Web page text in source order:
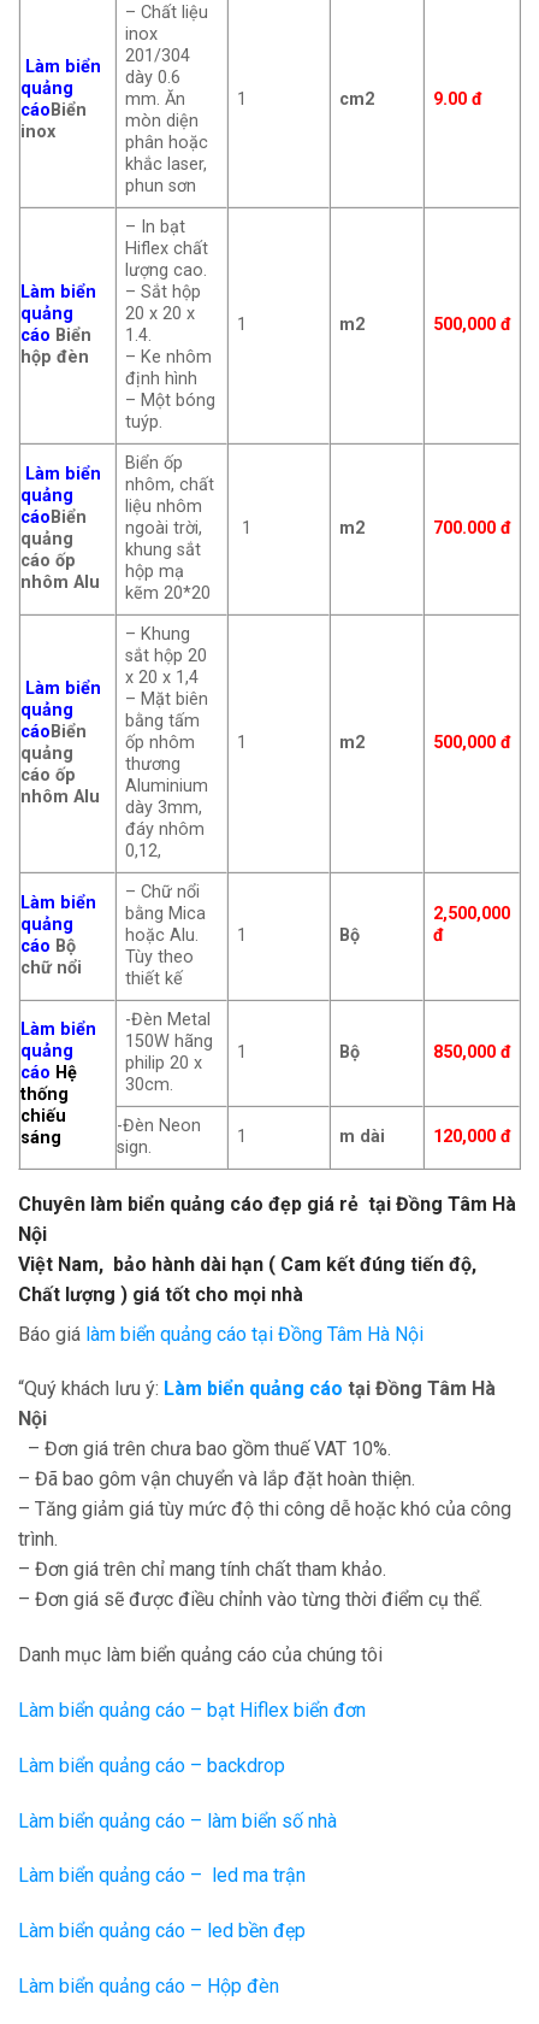
Làm biển
quảng
cáo Biển
inox
– Chất liệu
inox
201/304
dày 0.6
mm. Ăn
mòn diện
phân hoặc
khắc laser,
phun sơn
1 cm2 9.00 đ
Làm biển
quảng
cáo Biển
hộp đèn
– In bạt
Hiflex chất
lượng cao.
– Sắt hộp
20 x 20 x
1.4.
– Ke nhôm
định hình
– Một bóng
tuýp.
1 m2 500,000 đ
Làm biển
quảng
cáo Biển
quảng
cáo ốp
nhôm Alu
Biển ốp
nhôm, chất
liệu nhôm
ngoài trời,
khung sắt
hộp mạ
kẽm 20*20
1 m2 700.000 đ
Làm biển
quảng
cáo Biển
quảng
cáo ốp
nhôm Alu
– Khung
sắt hộp 20
x 20 x 1,4
– Mặt biên
bằng tấm
ốp nhôm
thương
Aluminium
dày 3mm,
đáy nhôm
0,12,
1 m2 500,000 đ
Làm biển
quảng
cáo Bộ
chữ nổi
– Chữ nổi
bằng Mica
hoặc Alu.
Tùy theo
thiết kế
1 Bộ
2,500,000
đ
Làm biển
quảng
cáo Hệ
thống
chiếu
sáng
-Đèn Metal
150W hãng
philip 20 x
30cm.
1 Bộ 850,000 đ
-Đèn Neon
sign.
1 m dài 120,000 đ
Chuyên làm biển quảng cáo đẹp giá rẻ tại Đồng Tâm Hà
Nội
Việt Nam, bảo hành dài hạn ( Cam kết đúng tiến độ,
Chất lượng ) giá tốt cho mọi nhà
Báo giá làm biển quảng cáo tại Đồng Tâm Hà Nội
“Quý khách lưu ý: Làm biển quảng cáo tại Đồng Tâm Hà
Nội
– Đơn giá trên chưa bao gồm thuế VAT 10%.
– Đã bao gôm vận chuyển và lắp đặt hoàn thiện.
– Tăng giảm giá tùy mức độ thi công dễ hoặc khó của công
trình.
– Đơn giá trên chỉ mang tính chất tham khảo.
– Đơn giá sẽ được điều chỉnh vào từng thời điểm cụ thể.
Danh mục làm biển quảng cáo của chúng tôi
Làm biển quảng cáo – bạt Hiflex biển đơn
Làm biển quảng cáo – backdrop
Làm biển quảng cáo – làm biển số nhà
Làm biển quảng cáo – led ma trận
Làm biển quảng cáo – led bền đẹp
Làm biển quảng cáo – Hộp đèn